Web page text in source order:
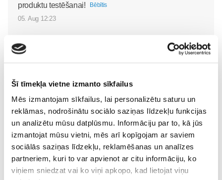
Šī tīmekļa vietne izmanto sīkfailus
Mēs izmantojam sīkfailus, lai personalizētu saturu un
reklāmas, nodrošinātu sociālo saziņas līdzekļu funkcijas
un analizētu mūsu datplūsmu. Informāciju par to, kā jūs
izmantojat mūsu vietni, mēs arī kopīgojam ar saviem
sociālās saziņas līdzekļu, reklamēšanas un analīzes
partneriem, kuri to var apvienot ar citu informāciju, ko
viņiem sniedzat vai ko viņi apkopo, kad lietojat viņu
produktu testēšanai!
Bēbītis
05. Aug 12:23
VIDEO: Superbēbīša
aprūpe mājās kopā ar
bērnu māsu Elitu
Svarenieci
Bēbītis
20. Jul 10:50
Superbēbīte Šarlote jau
mājās: kā ģimene iejūtas
dzīvē četratā?
Bēbītis
09. Jul 09:58